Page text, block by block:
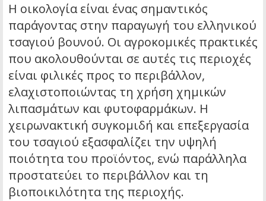
Η οικολογία είναι ένας σημαντικός
παράγοντας στην παραγωγή του ελληνικού
τσαγιού βουνού. Οι αγροκομικές πρακτικές
που ακολουθούνται σε αυτές τις περιοχές
είναι φιλικές προς το περιβάλλον,
ελαχιστοποιώντας τη χρήση χημικών
λιπασμάτων και φυτοφαρμάκων. Η
χειρωνακτική συγκομιδή και επεξεργασία
του τσαγιού εξασφαλίζει την υψηλή
ποιότητα του προϊόντος, ενώ παράλληλα
προστατεύει το περιβάλλον και τη
βιοποικιλότητα της περιοχής.